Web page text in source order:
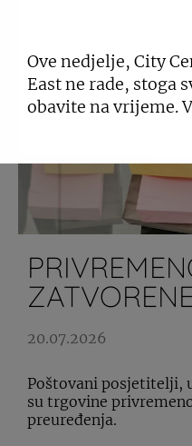
20.07.2026
Poštovani posjetitelji,
su trgovine
preuređenja.
Ove nedjelje, City
East ne rade, stoga
obavite na vrijeme.